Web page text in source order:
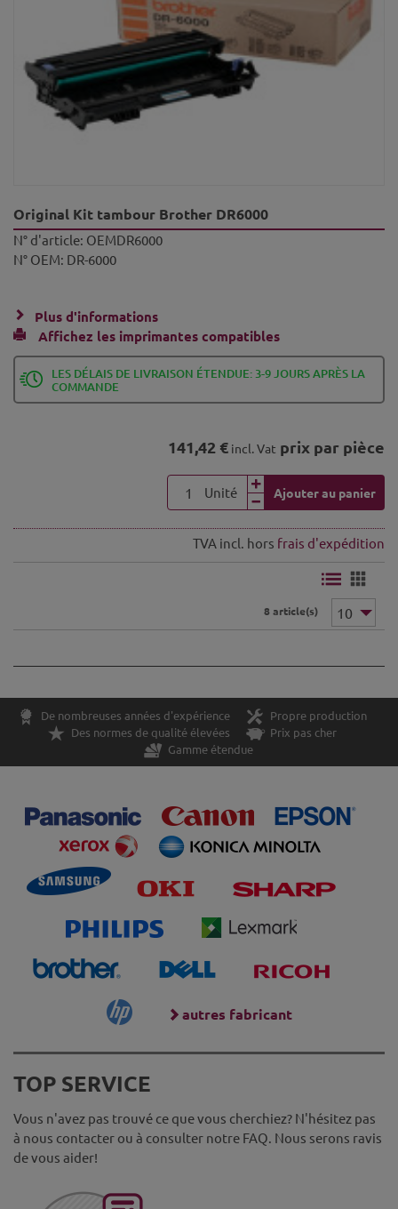
Original Kit tambour Brother DR6000
N° d'article: OEMDR6000
N° OEM: DR-6000
Plus d'informations
Affichez les imprimantes compatibles
LES DÉLAIS DE LIVRAISON ÉTENDUE: 3-9 JOURS APRÈS LA
COMMANDE
141,42 € incl. Vat prix par pièce
Unité Ajouter au panier
TVA incl. hors frais d'expédition
8 article(s)
De nombreuses années d'expérience
Propre production
Des normes de qualité élevées
Prix pas cher
Gamme étendue
autres fabricant
TOP SERVICE
Vous n'avez pas trouvé ce que vous cherchiez? N'hésitez pas
à nous contacter ou à consulter notre FAQ. Nous serons ravis
de vous aider!